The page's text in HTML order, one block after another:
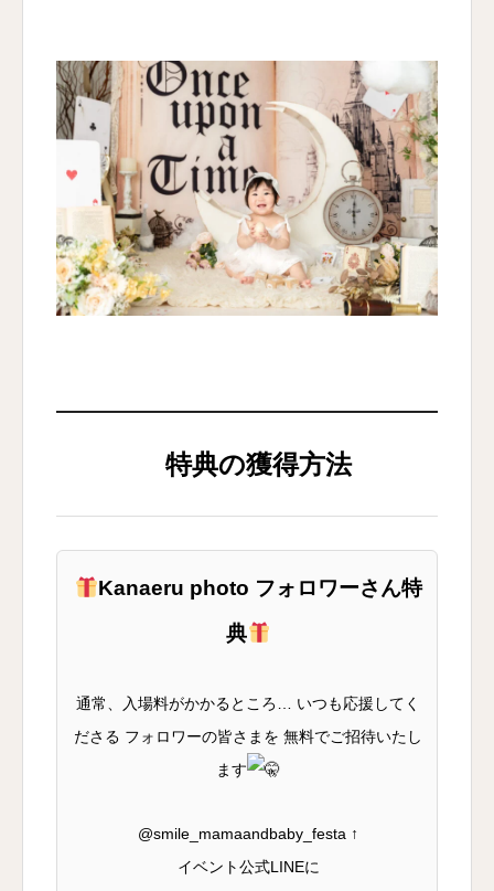
特典の獲得方法
Kanaeru photo フォロワーさん特
典
通常、入場料がかかるところ… いつも応援してく
ださる フォロワーの皆さまを 無料でご招待いたし
ます
@smile_mamaandbaby_festa ↑
イベント公式LINEに